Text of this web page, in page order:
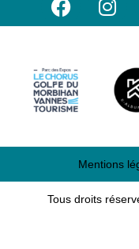
Mentions
Tous droits